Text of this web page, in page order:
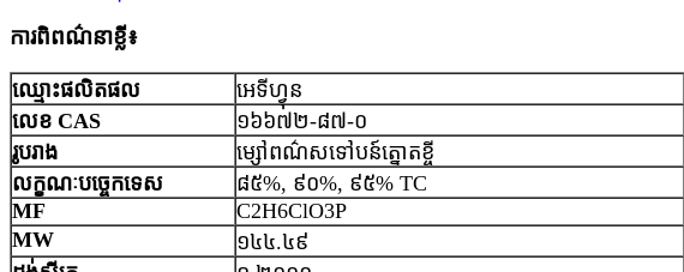
ការពិពណ៌នាខ្លី៖
ឈ្មោះផលិតផល
អេទីហ្វុន
លេខ CAS
១៦៦៧២-៨៧-០
រូបរាង
ម្សៅពណ៌សទៅបន៍ត្នោតខ្ចី
លក្ខណៈបច្ចេកទេស
៨៥%, ៩០%, ៩៥% TC
MF
C2H6ClO3P
MW
១៤៤.៤៩